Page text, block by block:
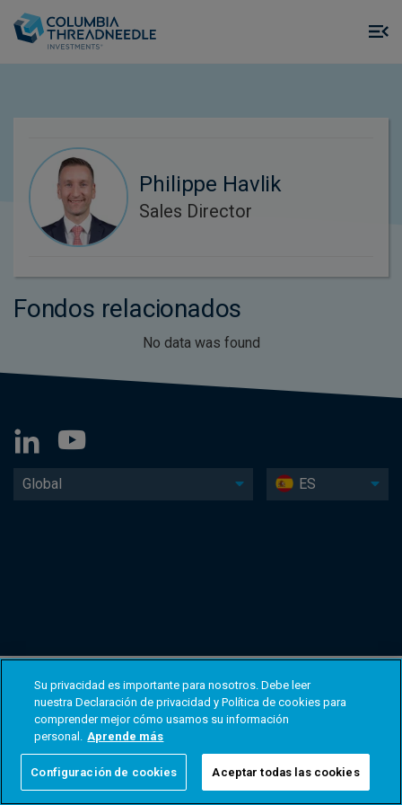
Philippe Havlik
Sales Director
Fondos relacionados
No data was found
Global ES
Su privacidad es importante para nosotros. Debe leer
nuestra Declaración de privacidad y Política de cookies para
comprender mejor cómo usamos su información
personal. Aprende más
Configuración de cookies Aceptar todas las cookies